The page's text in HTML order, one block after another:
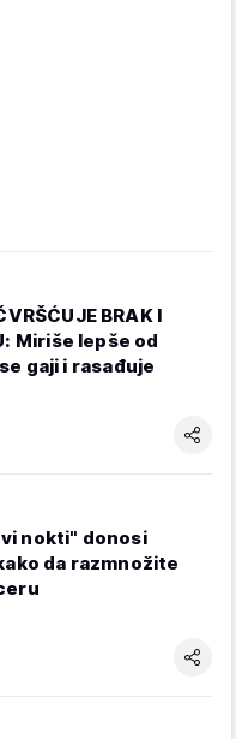
BRAK I
Miriše lepše od
gaji i rasađuje
nokti" donosi
da razmnožite